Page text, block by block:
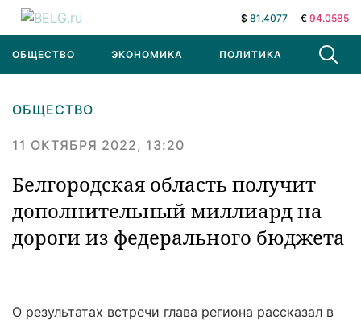
$ 81.4077 € 94.0585
ОБЩЕСТВО ЭКОНОМИКА ПОЛИТИКА В МИРЕ
ОБЩЕСТВО
11 ОКТЯБРЯ 2022, 13:20
Белгородская область получит
дополнительный миллиард на
дороги из федерального бюджета
О результатах встречи глава региона рассказал в